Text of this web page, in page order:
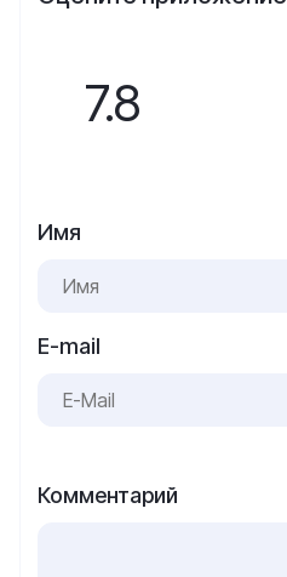
7.8
Имя
E-mail
Комментарий